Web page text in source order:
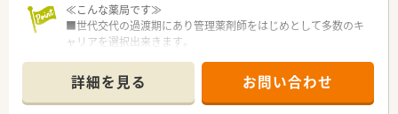
≪こんな薬局です≫
■世代交代の過渡期にあり管理薬剤師をはじめとして多数のキ
ャリアを選択出来きます。
＜キャリアデザイン例＞
管理薬剤師・専門薬剤師・ラウンダー・マネージャー・教育研修・人
事・経営戦略・企画・開発まで多数選択することが出来ます。
詳細を見る お問い合わせ